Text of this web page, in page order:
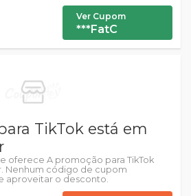
Ver Cupom
***FatC
TikTok está em
oferece A promoção para TikTok
Nenhum código de cupom
aproveitar o desconto.